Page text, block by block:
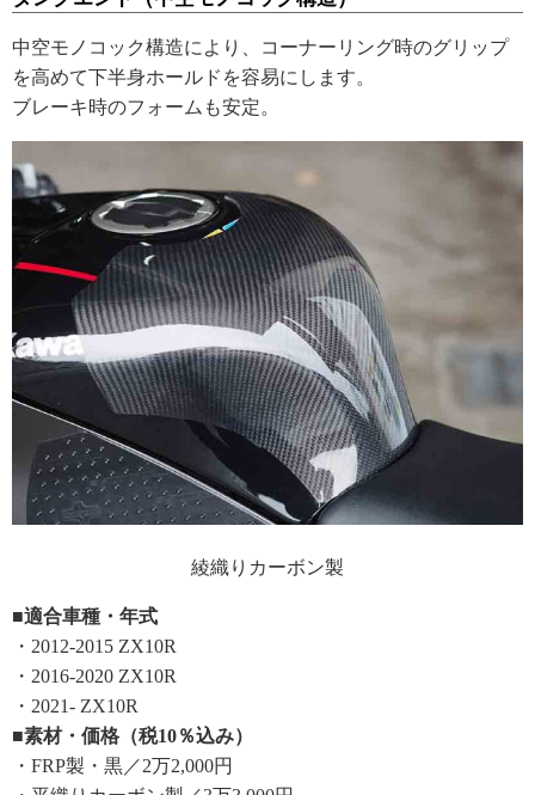
中空モノコック構造により、コーナーリング時のグリップ
を高めて下半身ホールドを容易にします。
ブレーキ時のフォームも安定。
綾織りカーボン製
■適合車種・年式
・2012-2015 ZX10R
・2016-2020 ZX10R
・2021- ZX10R
■素材・価格（税10％込み）
・FRP製・黒／2万2,000円